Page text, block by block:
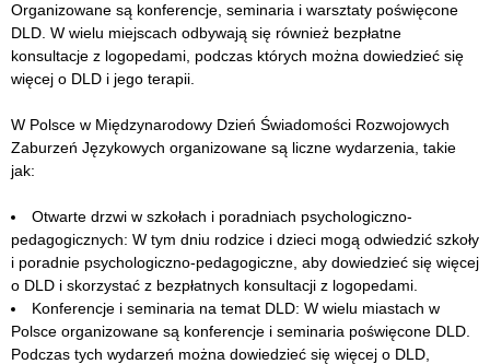
Organizowane są konferencje, seminaria i warsztaty poświęcone
DLD. W wielu miejscach odbywają się również bezpłatne
konsultacje z logopedami, podczas których można dowiedzieć się
więcej o DLD i jego terapii.
W Polsce w Międzynarodowy Dzień Świadomości Rozwojowych
Zaburzeń Językowych organizowane są liczne wydarzenia, takie
jak:
Otwarte drzwi w szkołach i poradniach psychologiczno-
pedagogicznych: W tym dniu rodzice i dzieci mogą odwiedzić szkoły
i poradnie psychologiczno-pedagogiczne, aby dowiedzieć się więcej
o DLD i skorzystać z bezpłatnych konsultacji z logopedami.
Konferencje i seminaria na temat DLD: W wielu miastach w
Polsce organizowane są konferencje i seminaria poświęcone DLD.
Podczas tych wydarzeń można dowiedzieć się więcej o DLD,